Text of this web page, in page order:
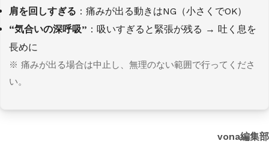
肩を回しすぎる ：痛みが出る動きはNG（小さくでOK）
“気合いの深呼吸” ：吸いすぎると緊張が残る → 吐く息を
長めに
※ 痛みが出る場合は中止し、無理のない範囲で行ってくださ
い。
vona編集部